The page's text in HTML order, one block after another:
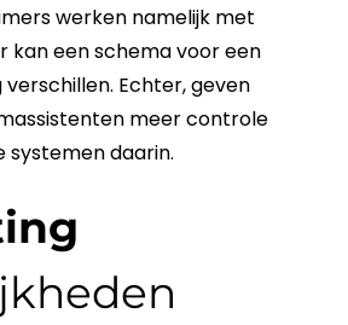
werken namelijk met
kan een schema voor een
Echter, geven
meer controle
systemen daarin.